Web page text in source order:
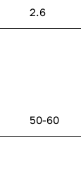
2.6
50-60